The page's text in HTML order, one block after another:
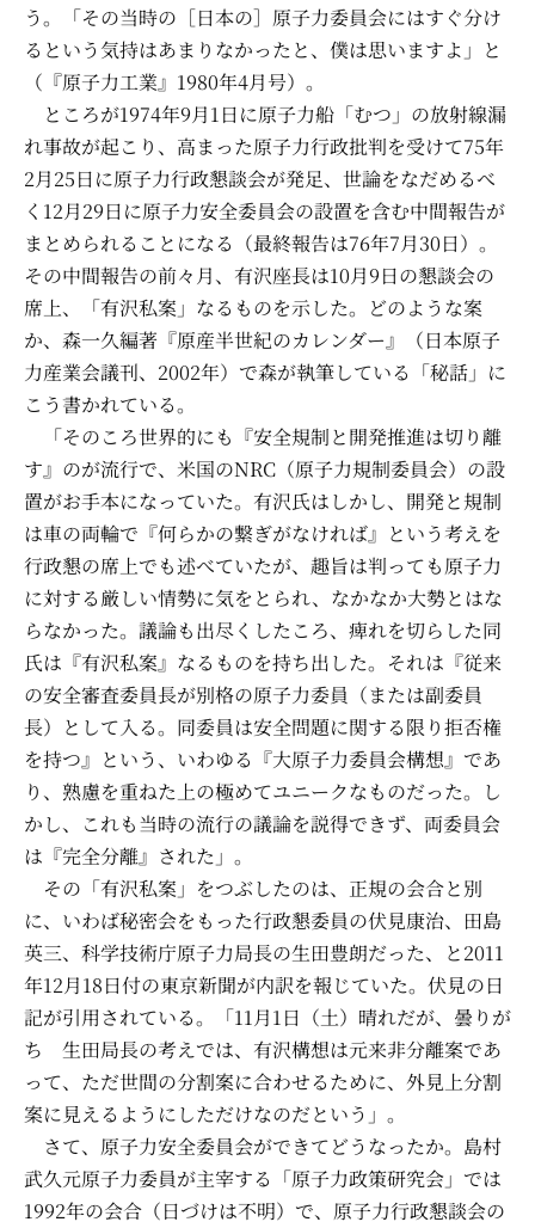
う。「その当時の［日本の］原子力委員会にはすぐ分け
るという気持はあまりなかったと、僕は思いますよ」と
（『原子力工業』1980年4月号）。
ところが1974年9月1日に原子力船「むつ」の放射線漏
れ事故が起こり、高まった原子力行政批判を受けて75年
2月25日に原子力行政懇談会が発足、世論をなだめるべ
く12月29日に原子力安全委員会の設置を含む中間報告が
まとめられることになる（最終報告は76年7月30日）。
その中間報告の前々月、有沢座長は10月9日の懇談会の
席上、「有沢私案」なるものを示した。どのような案
か、森一久編著『原産半世紀のカレンダー』（日本原子
力産業会議刊、2002年）で森が執筆している「秘話」に
こう書かれている。
「そのころ世界的にも『安全規制と開発推進は切り離
す』のが流行で、米国のNRC（原子力規制委員会）の設
置がお手本になっていた。有沢氏はしかし、開発と規制
は車の両輪で『何らかの繋ぎがなければ』という考えを
行政懇の席上でも述べていたが、趣旨は判っても原子力
に対する厳しい情勢に気をとられ、なかなか大勢とはな
らなかった。議論も出尽くしたころ、痺れを切らした同
氏は『有沢私案』なるものを持ち出した。それは『従来
の安全審査委員長が別格の原子力委員（または副委員
長）として入る。同委員は安全問題に関する限り拒否権
を持つ』という、いわゆる『大原子力委員会構想』であ
り、熟慮を重ねた上の極めてユニークなものだった。し
かし、これも当時の流行の議論を説得できず、両委員会
は『完全分離』された」。
その「有沢私案」をつぶしたのは、正規の会合と別
に、いわば秘密会をもった行政懇委員の伏見康治、田島
英三、科学技術庁原子力局長の生田豊朗だった、と2011
年12月18日付の東京新聞が内訳を報じていた。伏見の日
記が引用されている。「11月1日（土）晴れだが、曇りが
ち 生田局長の考えでは、有沢構想は元来非分離案であ
って、ただ世間の分割案に合わせるために、外見上分割
案に見えるようにしただけなのだという」。
さて、原子力安全委員会ができてどうなったか。島村
武久元原子力委員が主宰する「原子力政策研究会」では
1992年の会合（日づけは不明）で、原子力行政懇談会の